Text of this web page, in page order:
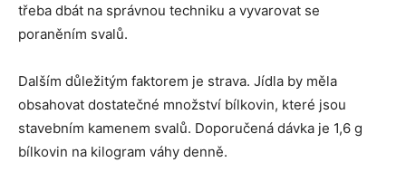
třeba dbát na správnou techniku a vyvarovat se
poraněním svalů.
Dalším důležitým faktorem je strava. Jídla by měla
obsahovat dostatečné množství bílkovin, které jsou
stavebním kamenem svalů. Doporučená dávka je 1,6 g
bílkovin na kilogram váhy denně.